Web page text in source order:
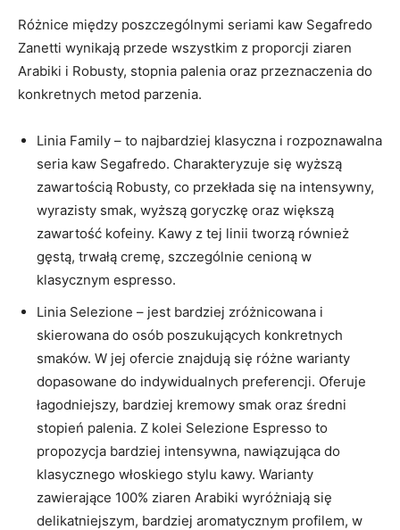
Różnice między poszczególnymi seriami kaw Segafredo
Zanetti wynikają przede wszystkim z proporcji ziaren
Arabiki i Robusty, stopnia palenia oraz przeznaczenia do
konkretnych metod parzenia.
Linia Family – to najbardziej klasyczna i rozpoznawalna
seria kaw Segafredo. Charakteryzuje się wyższą
zawartością Robusty, co przekłada się na intensywny,
wyrazisty smak, wyższą goryczkę oraz większą
zawartość kofeiny. Kawy z tej linii tworzą również
gęstą, trwałą cremę, szczególnie cenioną w
klasycznym espresso.
Linia Selezione – jest bardziej zróżnicowana i
skierowana do osób poszukujących konkretnych
smaków. W jej ofercie znajdują się różne warianty
dopasowane do indywidualnych preferencji. Oferuje
łagodniejszy, bardziej kremowy smak oraz średni
stopień palenia. Z kolei Selezione Espresso to
propozycja bardziej intensywna, nawiązująca do
klasycznego włoskiego stylu kawy. Warianty
zawierające 100% ziaren Arabiki wyróżniają się
delikatniejszym, bardziej aromatycznym profilem, w